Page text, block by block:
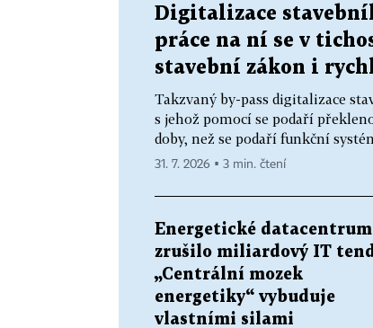
Digitalizace
práce na ní se v
stavební zákon i
Takzvaný by-pass digitalizace
s jehož pomocí se podaří
doby, než se podaří funkční
31. 7. 2026 ▪ 3 min. čtení
Energetické datacentrum
zrušilo miliardový IT
„Centrální mozek
energetiky“ vybuduje
vlastními silami